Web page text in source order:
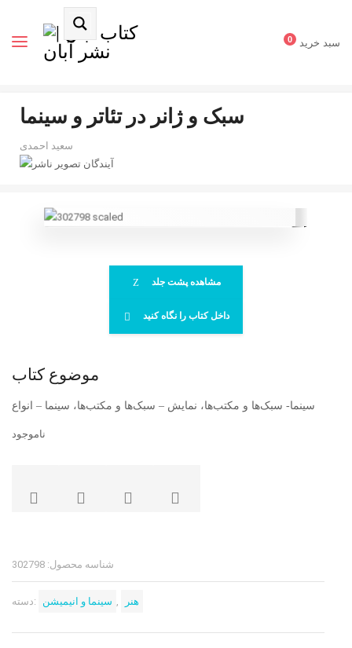
سبد خرید 0
سبک و ژانر در تئاتر و سینما
سعید احمدی
آیندگان
مشاهده پشت جلد
داخل کتاب را نگاه کنید
موضوع کتاب
سینما- سبک‌ها و مکتب‌ها، نمایش – سبک‌ها و مکتب‌ها، سینما – انواع
ناموجود
شناسه محصول: 302798
دسته: سینما و انیمیشن , هنر